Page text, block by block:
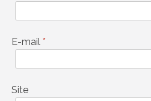
E-mail *
Site